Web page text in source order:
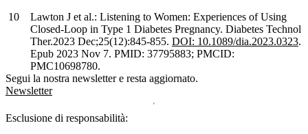
Lawton J et al.: Listening to Women: Experiences of Using
Closed-Loop in Type 1 Diabetes Pregnancy. Diabetes Technol
Ther.2023 Dec;25(12):845-855. DOI: 10.1089/dia.2023.0323.
Epub 2023 Nov 7. PMID: 37795883; PMCID:
PMC10698780.
Segui la nostra newsletter e resta aggiornato.
Newsletter
Esclusione di responsabilità: